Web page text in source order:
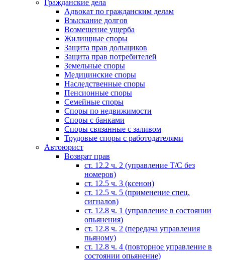
Гражданские дела
Адвокат по гражданским делам
Взыскание долгов
Возмещение ущерба
Жилищные споры
Защита прав дольщиков
Защита прав потребителей
Земельные споры
Медицинские споры
Наследственные споры
Пенсионные споры
Семейные споры
Cпоры по недвижимости
Споры с банками
Споры связанные с заливом
Трудовые споры с работодателями
Автоюрист
Возврат прав
ст. 12.2 ч. 2 (управление Т/С без
номеров)
ст. 12.5 ч. 3 (ксенон)
ст. 12.5 ч. 5 (применение спец.
сигналов)
cт. 12.8 ч. 1 (управление в состоянии
опьянения)
ст. 12.8 ч. 2 (передача управления
пьяному)
ст. 12.8 ч. 4 (повторное управление в
состоянии опьянение)